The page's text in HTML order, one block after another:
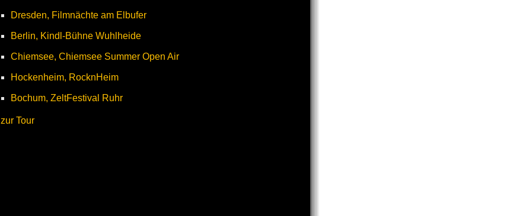
Dresden, Filmnächte am Elbufer
Berlin, Kindl-Bühne Wuhlheide
Chiemsee, Chiemsee Summer Open Air
Hockenheim, RocknHeim
Bochum, ZeltFestival Ruhr
zur Tour